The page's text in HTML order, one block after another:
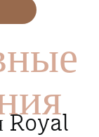
Royal